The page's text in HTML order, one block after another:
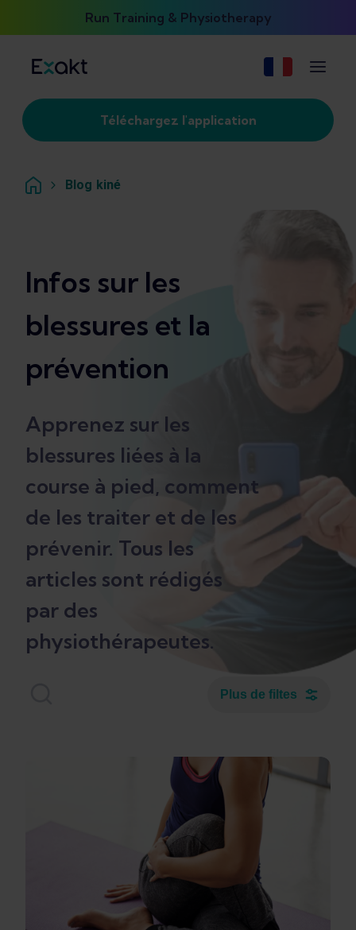
Run Training & Physiotherapy
Téléchargez l'application
Blog kiné
Infos sur les
blessures et la
prévention
Apprenez sur les
blessures liées à la
course à pied, comment
de les traiter et de les
prévenir. Tous les
articles sont rédigés
par des
physiothérapeutes.
Plus de filtes